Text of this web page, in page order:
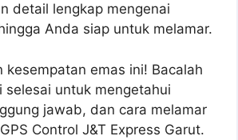
detail lengkap mengenai
Anda siap untuk melamar.
kesempatan emas ini! Bacalah
selesai untuk mengetahui
jawab, dan cara melamar
Control J&T Express Garut.